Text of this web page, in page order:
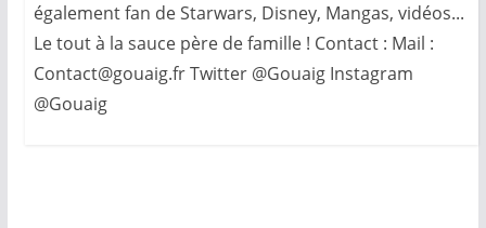
également fan de Starwars, Disney, Mangas, vidéos...
Le tout à la sauce père de famille ! Contact : Mail :
Contact@gouaig.fr Twitter @Gouaig Instagram
@Gouaig